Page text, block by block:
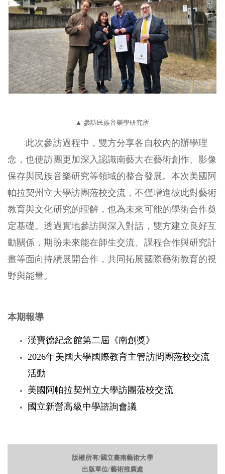
▲ 參訪民族音樂學研究所
此次參訪過程中，雙方分享各自校內的辦學理
念，也使訪團更加深入認識南藝大在藝術創作、影像
保存與民族音樂研究等領域的整合發展。本次美國阿
帕拉契州立大學訪團蒞校交流，不僅增進彼此對藝術
教育與文化研究的理解，也為未來可能的學術合作奠
定基礎。透過實地參訪與深入對話，雙方建立良好互
動關係，期盼未來能在師生交流、課程合作與研究計
畫等面向持續展開合作，共同拓展國際藝術教育的視
野與能量。
本期報導
漢寶德紀念館第二屆《南創獎》
2026年美國大學國際教育主管訪問團蒞校交流
活動
美國阿帕拉契州立大學訪團蒞校交流
國立新營高級中學諮詢會議
版權所有/國立臺南藝術大學
出版單位/藝術推廣處